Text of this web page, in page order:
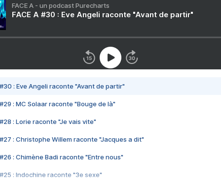
FACE A - un podcast Purecharts
FACE A #30 : Eve Angeli raconte "Avant de partir"
#30 : Eve Angeli raconte "Avant de partir"
#29 : MC Solaar raconte "Bouge de là"
#28 : Lorie raconte "Je vais vite"
#27 : Christophe Willem raconte "Jacques a dit"
#26 : Chimène Badi raconte "Entre nous"
#25 : Indochine raconte "3e sexe"